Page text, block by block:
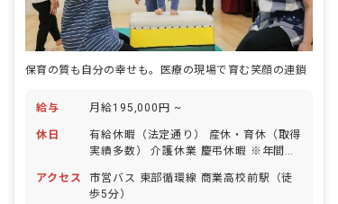
保育の質も自分の幸せも。医療の現場で育む笑顔の連鎖
給与 月給195,000円 ~
休日
有給休暇（法定通り） 産休・育休（取得
実績多数） 介護休業 慶弔休暇 ※年間休
日を付与）
アクセス
市営バス 東部循環線 商業高校前駅（徒
歩5分）